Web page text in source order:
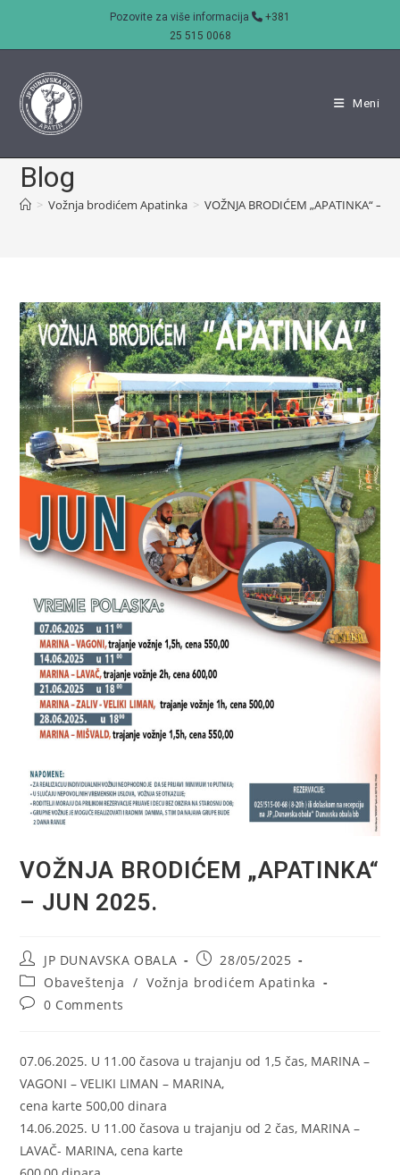
content
Pozovite za više informacija
+381
25 515 0068
Meni
Blog
> Vožnja brodićem Apatinka > VOŽNJA BRODIĆEM „APATINKA“ –
VOŽNJA BRODIĆEM „APATINKA“
– JUN 2025.
Post
author:
JP DUNAVSKA OBALA
Post
published:
28/05/2025
Post
category:
Obaveštenja / Vožnja brodićem Apatinka
Post0 Comments
07.06.2025. U 11.00 časova u trajanju od 1,5 čas, MARINA –
VAGONI – VELIKI LIMAN – MARINA,
cena karte 500,00 dinara
14.06.2025. U 11.00 časova u trajanju od 2 čas, MARINA –
LAVAČ- MARINA, cena karte